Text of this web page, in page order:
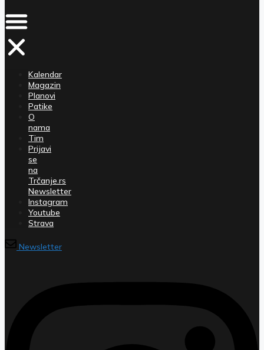
Kalendar
Magazin
Planovi
Patike
O
nama
Tim
Prijavi
se
na
Trčanje.rs
Newsletter
Instagram
Youtube
Strava
Newsletter